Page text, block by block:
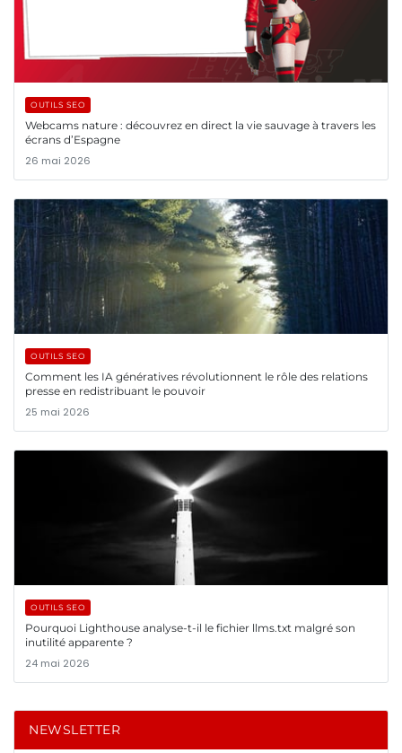
OUTILS SEO
Webcams nature : découvrez en direct la vie sauvage à travers les
écrans d’Espagne
26 mai 2026
OUTILS SEO
Comment les IA génératives révolutionnent le rôle des relations
presse en redistribuant le pouvoir
25 mai 2026
OUTILS SEO
Pourquoi Lighthouse analyse-t-il le fichier llms.txt malgré son
inutilité apparente ?
24 mai 2026
NEWSLETTER